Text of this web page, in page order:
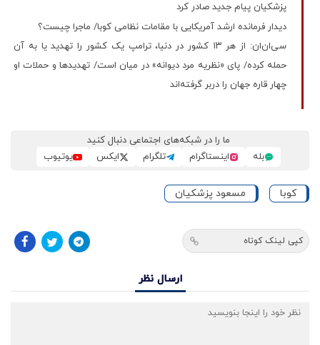
پزشکیان پیام جدید صادر کرد
دیدار فرمانده ارشد آمریکایی با مقامات نظامی کوبا/ ماجرا چیست؟
سی‌ان‌ان: از هر ۱۳ کشور در دنیا، ترامپ یک کشور را تهدید یا به آن
حمله کرده/ پای «نظریه مرد دیوانه» در میان است/ تهدیدها و حملات او
چهار قاره جهان را دربر گرفته‌اند
ما را در شبکه‌های اجتماعی دنبال کنید
بله
اینستاگرام تلگرام ایکس یوتیوب
کوبا مسعود پزشکیان
کپی لینک کوتاه
ارسال نظر